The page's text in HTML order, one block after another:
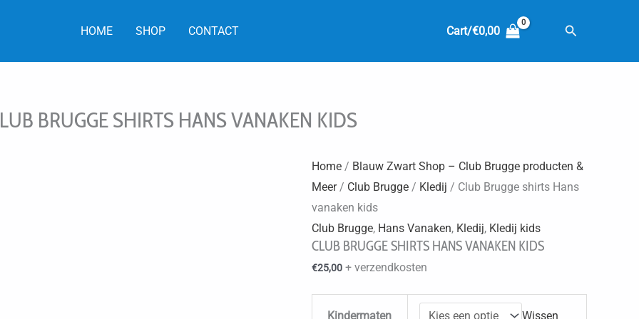
HOME SHOP CONTACT Cart/€0,00 Zoeken
BRUGGE SHIRTS HANS VANAKEN KIDS
Home/ Blauw Zwart Shop – Club Brugge producten &
Meer/ Club Brugge/ Kledij / Club Brugge shirts Hans
vanaken kids
Club Brugge, Hans Vanaken, Kledij, Kledij kids
CLUB BRUGGE SHIRTS HANS VANAKEN KIDS
€25,00 + verzendkosten
Kindermaten Wissen